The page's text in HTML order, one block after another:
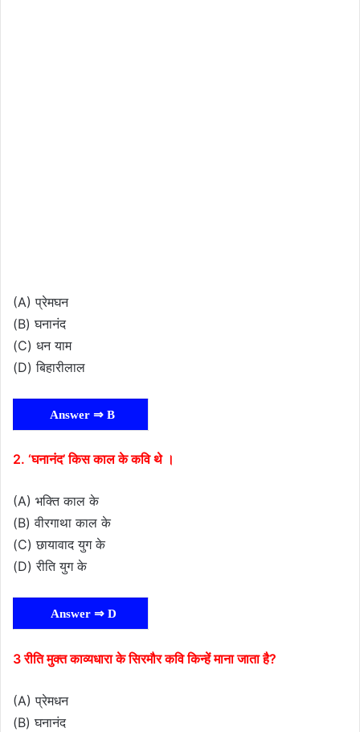
(A) प्रेमघन
(B) घनानंद
(C) धन याम
(D) बिहारीलाल
Answer ⇒ B
2. ‘घनानंद’ किस काल के कवि थे ।
(A) भक्ति काल के
(B) वीरगाथा काल के
(C) छायावाद युग के
(D) रीति युग के
Answer ⇒ D
3 रीति मुक्त काव्यधारा के सिरमौर कवि किन्हें माना जाता है?
(A) प्रेमधन
(B) घनानंद